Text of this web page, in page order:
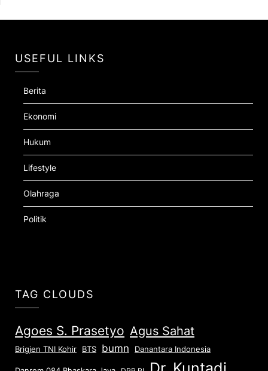
USEFUL LINKS
Berita
Ekonomi
Hukum
Lifestyle
Olahraga
Politik
TAG CLOUDS
Agoes S. Prasetyo Agus Sahat
Brigjen TNI Kohir BTS bumn Danantara Indonesia